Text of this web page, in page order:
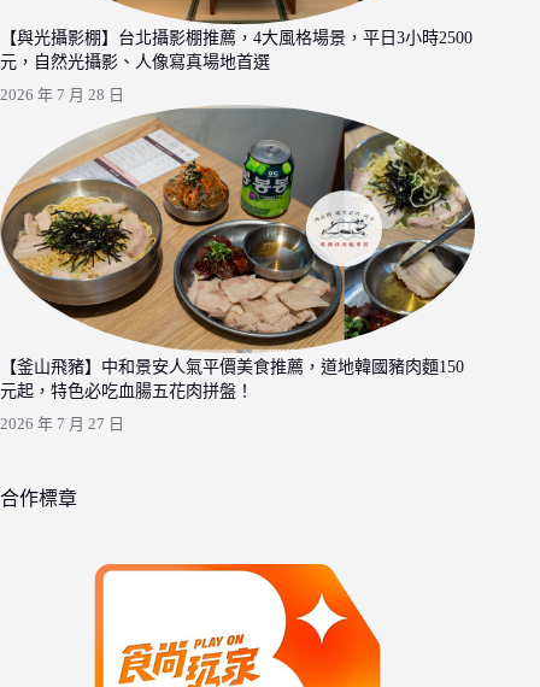
【與光攝影棚】台北攝影棚推薦，4大風格場景，平日3小時2500
元，自然光攝影、人像寫真場地首選
2026 年 7 月 28 日
【釜山飛豬】中和景安人氣平價美食推薦，道地韓國豬肉麵150
元起，特色必吃血腸五花肉拼盤！
2026 年 7 月 27 日
合作標章